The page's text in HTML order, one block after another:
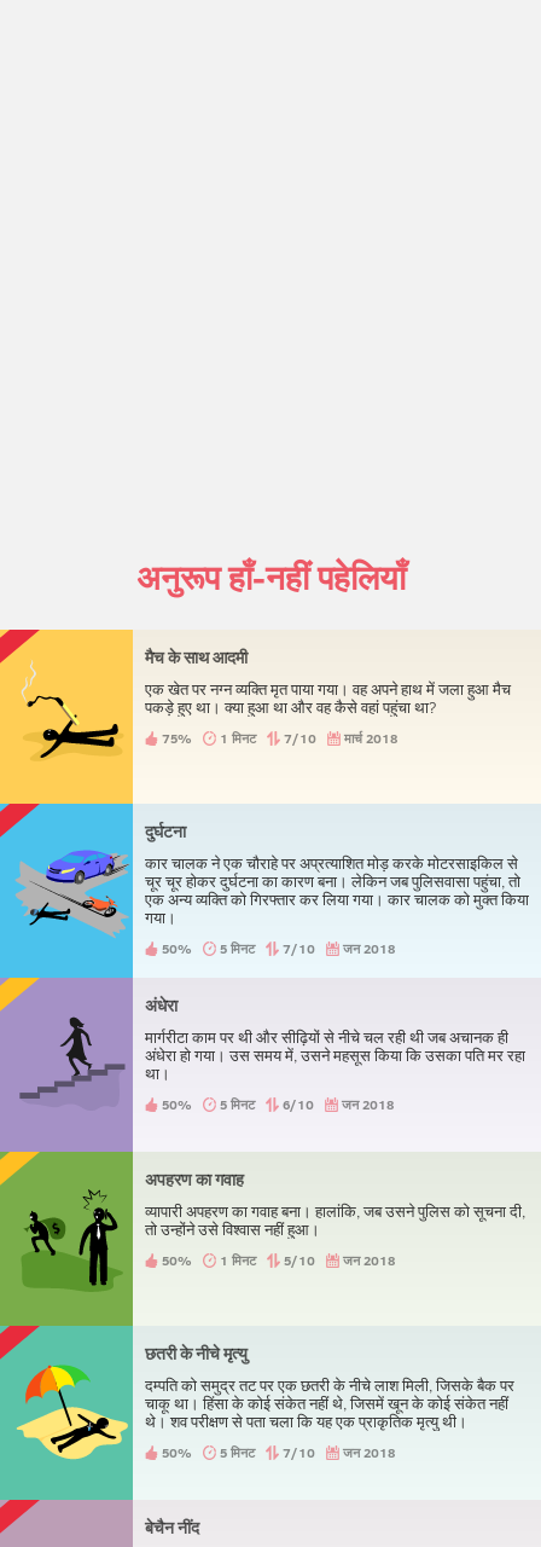
अनुरूप हाँ-नहीं पहेलियाँ
मैच के साथ आदमी
एक खेत पर नग्न व्यक्ति मृत पाया गया। वह अपने हाथ में जला हुआ मैच
पकड़े हुए था। क्या हुआ था और वह कैसे वहां पहुंचा था?
75% 1 मिनट 7/10 मार्च 2018
दुर्घटना
कार चालक ने एक चौराहे पर अप्रत्याशित मोड़ करके मोटरसाइकिल से
चूर चूर होकर दुर्घटना का कारण बना। लेकिन जब पुलिसवासा पहुंचा, तो
एक अन्य व्यक्ति को गिरफ्तार कर लिया गया। कार चालक को मुक्त किया
गया।
50% 5 मिनट 7/10 जन 2018
अंधेरा
मार्गरीटा काम पर थी और सीढ़ियों से नीचे चल रही थी जब अचानक ही
अंधेरा हो गया। उस समय में, उसने महसूस किया कि उसका पति मर रहा
था।
50% 5 मिनट 6/10 जन 2018
अपहरण का गवाह
व्यापारी अपहरण का गवाह बना। हालांकि, जब उसने पुलिस को सूचना दी,
तो उन्होंने उसे विश्वास नहीं हुआ।
50% 1 मिनट 5/10 जन 2018
छतरी के नीचे मृत्यु
दम्पति को समुद्र तट पर एक छतरी के नीचे लाश मिली, जिसके बैक पर
चाकू था। हिंसा के कोई संकेत नहीं थे, जिसमें खून के कोई संकेत नहीं
थे। शव परीक्षण से पता चला कि यह एक प्राकृतिक मृत्यु थी।
50% 5 मिनट 7/10 जन 2018
बेचैन नींद